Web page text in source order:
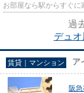
お部屋なら駅からすぐに
に応じて使い分けができ
過
デュ
賃貸｜マンション ア
阪